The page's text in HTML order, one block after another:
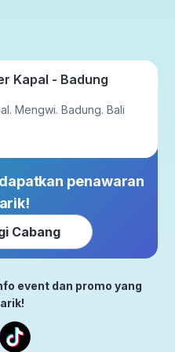
Kapal - Badung
Mengwi. Badung. Bali
penawaran
Cabang
event dan promo yang